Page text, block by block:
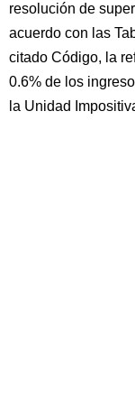
resolución de
acuerdo con las
citado Código, la
0.6% de los
la Unidad